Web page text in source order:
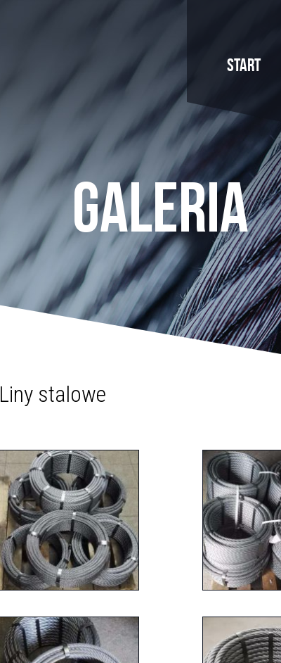
Start
Galeria
Liny stalowe